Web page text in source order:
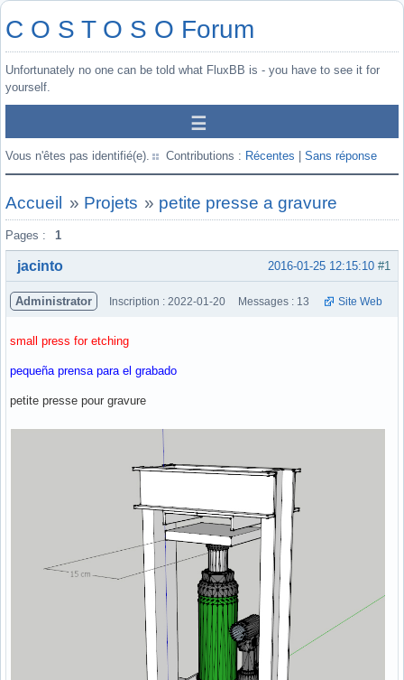
C O S T O S O Forum
Unfortunately no one can be told what FluxBB is - you have to see it for
yourself.
Vous n'êtes pas identifié(e). Contributions : Récentes Sans réponse
Accueil » Projets » petite presse a gravure
Pages : 1
#1
2016-01-25 12:15:10
jacinto
Administrator Inscription : 2022-01-20 Messages : 13 Site Web
small press for etching
pequeña prensa para el grabado
petite presse pour gravure